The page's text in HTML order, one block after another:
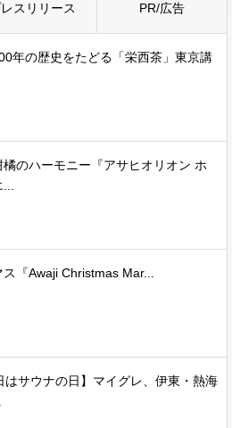
スリリース PR/広告
年の歴史をたどる「栄西茶」東京講
橘のハーモニー『アサヒオリオン ホ
...
ス『Awaji Christmas Mar...
はサウナの日】マイグレ、伊東・熱海